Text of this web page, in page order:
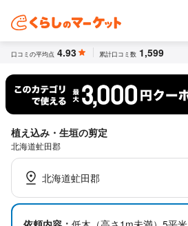
口コミの平均点 4.93 累計口コミ数 1,599
植え込み・生垣の剪定
北海道虻田郡
北海道虻田郡